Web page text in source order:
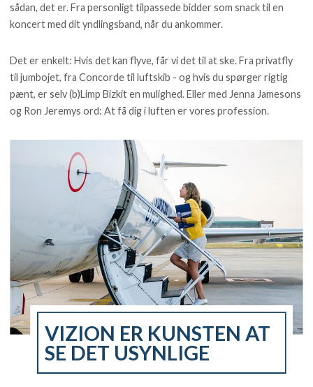
sådan, det er. Fra personligt tilpassede bidder som snack til en
koncert med dit yndlingsband, når du ankommer.
Det er enkelt: Hvis det kan flyve, får vi det til at ske. Fra privatfly
til jumbojet, fra Concorde til luftskib - og hvis du spørger rigtig
pænt, er selv (b)Limp Bizkit en mulighed. Eller med Jenna Jamesons
og Ron Jeremys ord: At få dig i luften er vores profession.
VIZION ER KUNSTEN AT
SE DET USYNLIGE